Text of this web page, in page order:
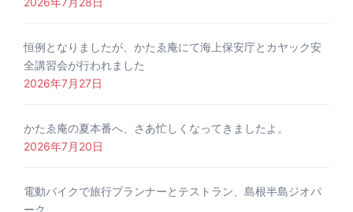
恒例となりましたが、かたゑ庵にて海上保安庁とカヤック安
全講習会が行われました
2026年7月27日
かたゑ庵の夏本番へ、さあ忙しくなってきましたよ。
2026年7月20日
電動バイクで旅行プランナーとテストラン、島根半島ジオパ